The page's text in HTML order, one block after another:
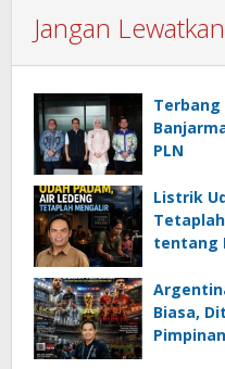
Jangan Lewatkan
Terbang
PLN
Listrik
tentang
Rifai, SH
Biasa,